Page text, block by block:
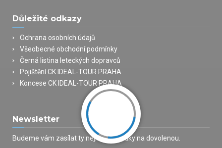
Důležité odkazy
Ochrana osobních údajů
Všeobecné obchodní podmínky
Černá listina leteckých dopravců
Pojištění CK IDEAL-TOUR PRAHA
Koncese CK IDEAL-TOUR PRAHA
Newsletter
Budeme vám zasílat ty nejlepší nabídky na dovolenou.